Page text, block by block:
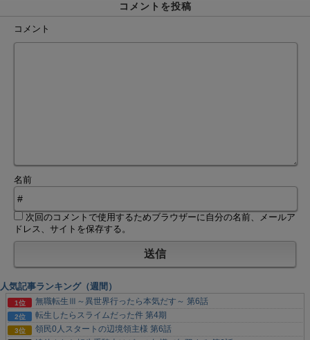
コメントを投稿
コメント
名前
次回のコメントで使用するためブラウザーに自分の名前、メールア
ドレス、サイトを保存する。
人気記事ランキング（週間）
無職転生Ⅲ～異世界行ったら本気だす～ 第6話
転生したらスライムだった件 第4期
領民0人スタートの辺境領主様 第6話